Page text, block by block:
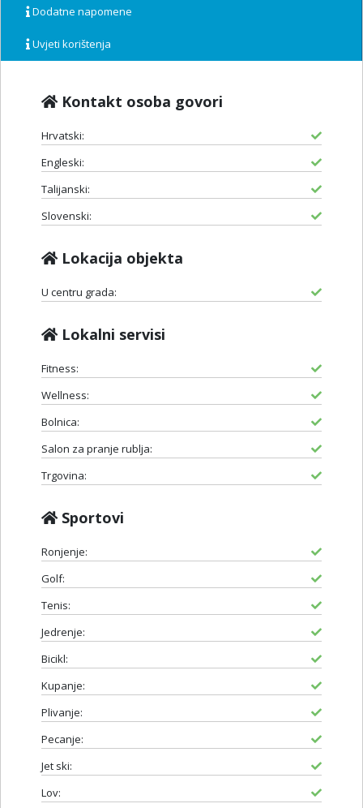
Dodatne napomene
Uvjeti korištenja
Kontakt osoba govori
Hrvatski:
Engleski:
Talijanski:
Slovenski:
Lokacija objekta
U centru grada:
Lokalni servisi
Fitness:
Wellness:
Bolnica:
Salon za pranje rublja:
Trgovina:
Sportovi
Ronjenje:
Golf:
Tenis:
Jedrenje:
Bicikl:
Kupanje:
Plivanje:
Pecanje:
Jet ski:
Lov: